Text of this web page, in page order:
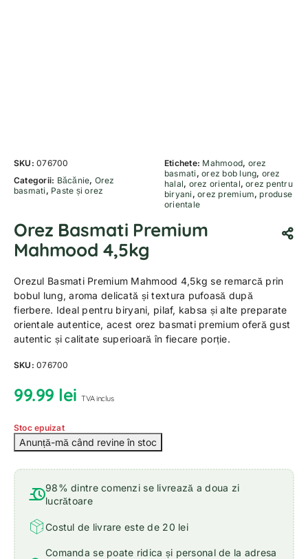
SKU:076700
Categorii: Băcănie, Orez
basmati , Paste și orez
Etichete: Mahmood, orez
basmati ,orez bob lung, orez
halal, orez oriental,orez pentru
biryani ,orez premium, produse
orientale
Orez Basmati Premium
Mahmood 4,5kg
Orezul Basmati Premium Mahmood 4,5kg se remarcă prin
bobul lung, aroma delicată și textura pufoasă după
fierbere. Ideal pentru biryani, pilaf, kabsa și alte preparate
orientale autentice, acest orez basmati premium oferă gust
autentic și calitate superioară în fiecare porție.
SKU:076700
99.99 lei TVA inclus
Stoc epuizat
98% dintre comenzi se livrează a doua zi
lucrătoare
Costul de livrare este de 20 lei
Comanda se poate ridica și personal de la adresa